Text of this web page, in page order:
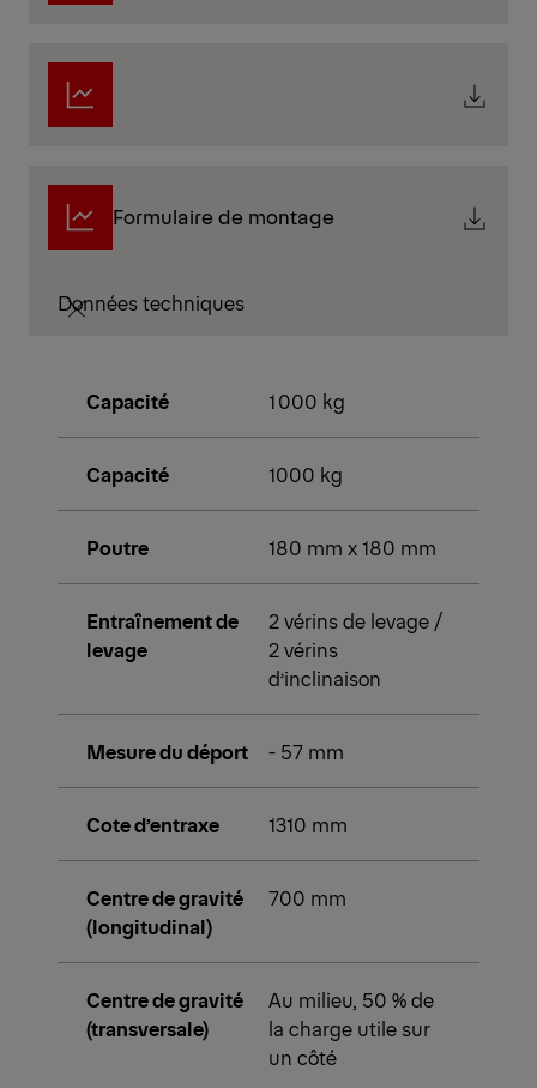
Formulaire de montage
Données techniques
Capacité 1 000 kg
Capacité 1000 kg
Poutre 180 mm x 180 mm
Entraînement de
levage
2 vérins de levage /
2 vérins
d’inclinaison
Mesure du déport - 57 mm
Cote d’entraxe 1310 mm
Centre de gravité
(longitudinal)
700 mm
Centre de gravité
(transversale)
Au milieu, 50 % de
la charge utile sur
un côté